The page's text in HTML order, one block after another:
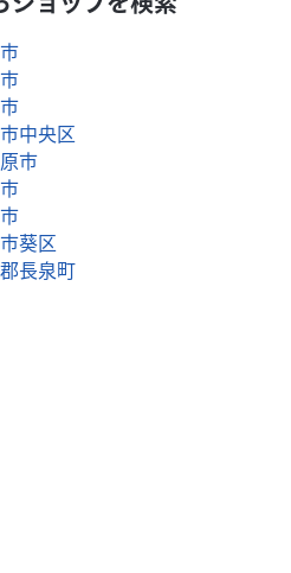
中央区
市
葵区
長泉町